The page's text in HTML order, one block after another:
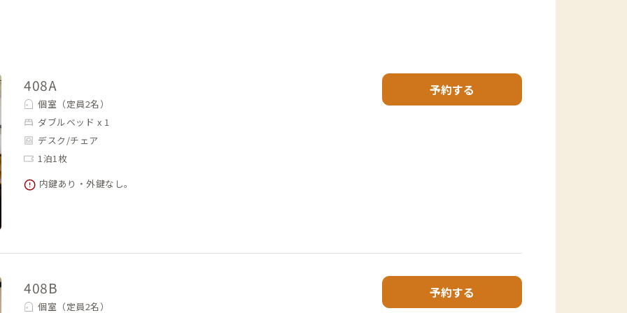
408A
個室（定員2名）
ダブルベッド x 1
デスク/チェア
1泊1枚
内鍵あり・外鍵なし。
予約する
408B
個室（定員2名）
予約する